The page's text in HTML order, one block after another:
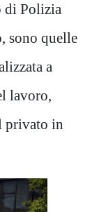
di Polizia
sono quelle
a
lavoro,
privato in